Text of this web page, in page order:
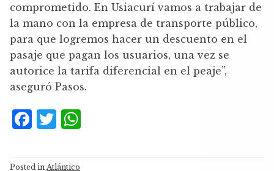
comprometido. En Usiacurí vamos a trabajar de
la mano con la empresa de transporte público,
para que logremos hacer un descuento en el
pasaje que pagan los usuarios, una vez se
autorice la tarifa diferencial en el peaje”,
aseguró Pasos.
F
c
T
it
Posted in Atlántico